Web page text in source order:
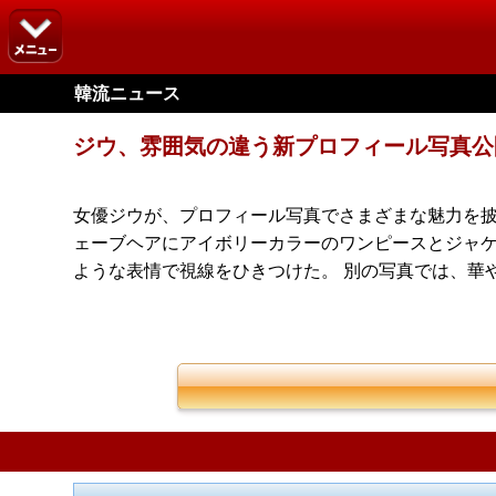
韓流ニュース
ジウ、雰囲気の違う新プロフィール写真公
女優ジウが、プロフィール写真でさまざまな魅力を
ェーブヘアにアイボリーカラーのワンピースとジャ
ような表情で視線をひきつけた。 別の写真では、華